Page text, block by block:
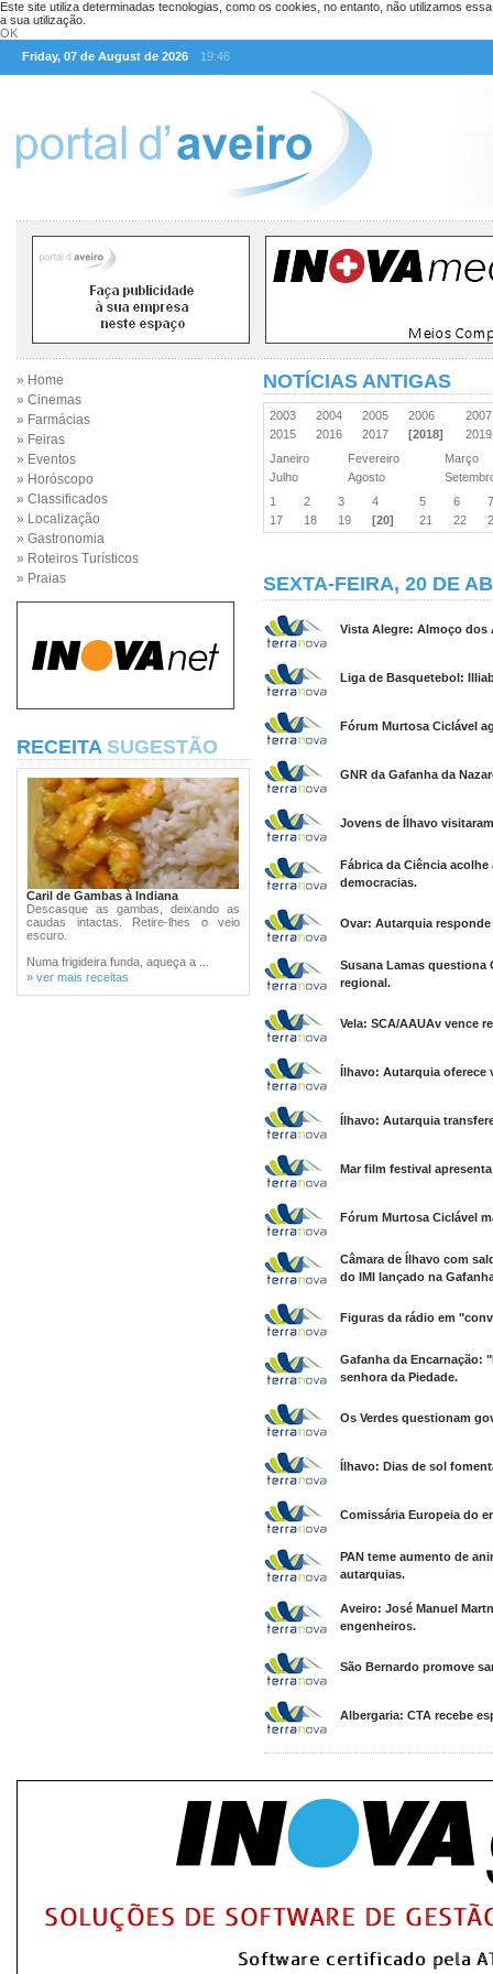
Este site utiliza determinadas tecnologias, como os cookies, no entanto, não utilizamos
a sua utilização.
OK
Friday, 07 de August de 2026
19:46
» Home
» Cinemas
» Farmácias
» Feiras
» Eventos
» Horóscopo
» Classificados
» Localização
» Gastronomia
» Roteiros Turísticos
» Praias
RECEITA SUGESTÃO
Caril de Gambas à Indiana
Descasque as gambas, deixando as
caudas intactas. Retire-lhes o veio
escuro.
Numa frigideira funda, aqueça a ...
» ver mais receitas
NOTÍCIAS ANTIGAS
2003 2004 2005 2006
2015
2016 2017 [2018]
Janeiro
Fevereiro
Março
Julho
Agosto
1
2 3 4 5 6
17
18 19 [20] 21 22
SEXTA-FEIRA, 20 DE
Vista Alegre: Almoço dos
Liga de Basquetebol:
Fórum Murtosa Ciclável
GNR da Gafanha da
Jovens de Ílhavo
Fábrica da Ciência
democracias.
Ovar: Autarquia
Susana Lamas questiona
regional.
Vela: SCA/AAUAv vence
Ílhavo: Autarquia oferece
Ílhavo: Autarquia
Mar film festival
Fórum Murtosa Ciclável
Câmara de Ílhavo com
do IMI lançado na
Figuras da rádio em
Gafanha da Encarnação:
senhora da Piedade.
Os Verdes questionam
Ílhavo: Dias de sol
Comissária Europeia do
PAN teme aumento de
autarquias.
Aveiro: José Manuel
engenheiros.
São Bernardo promove
Albergaria: CTA recebe